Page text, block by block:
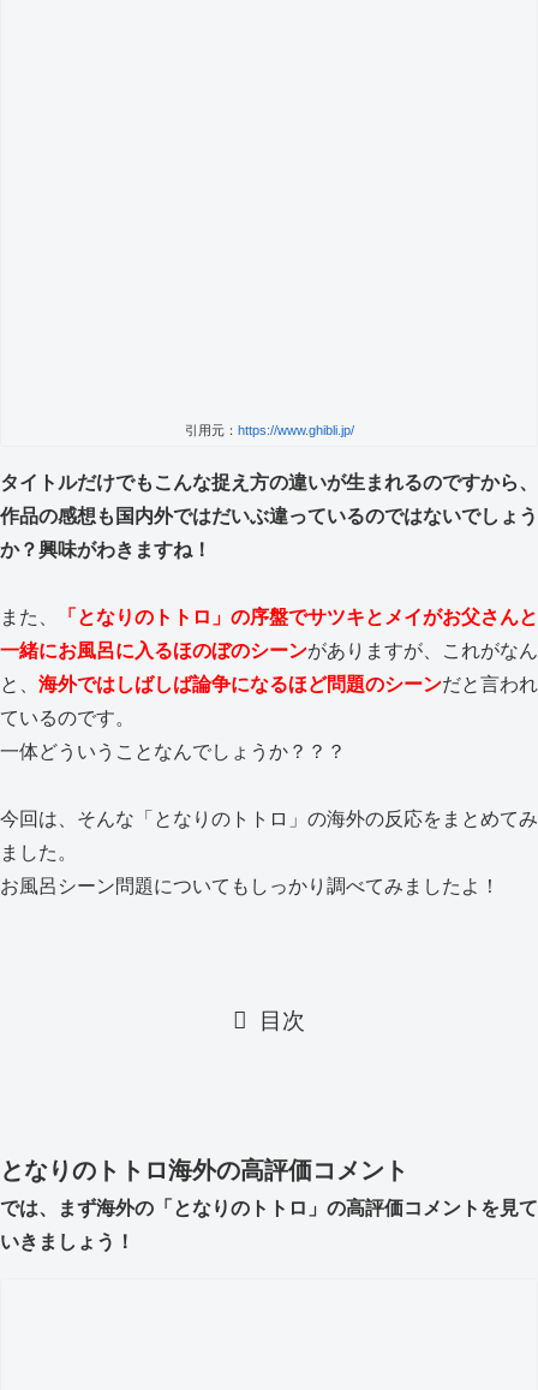
引用元： https://www.ghibli.jp/
タイトルだけでもこんな捉え方の違いが生まれるのですから、
作品の感想も国内外ではだいぶ違っているのではないでしょう
か？興味がわきますね！
また、
「となりのトトロ」の序盤でサツキとメイがお父さんと
一緒にお風呂に入るほのぼのシーンがありますが、これがなん
と、 海外ではしばしば論争になるほど問題のシーンだと言われ
ているのです。
一体どういうことなんでしょうか？？？
今回は、そんな「となりのトトロ」の海外の反応をまとめてみ
ました。
お風呂シーン問題についてもしっかり調べてみましたよ！
目次
となりのトトロ海外の高評価コメント
では、まず海外の「となりのトトロ」の高評価コメントを見て
いきましょう！